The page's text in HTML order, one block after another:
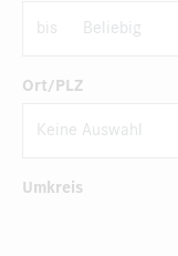
bis
Ort/PLZ
Umkreis